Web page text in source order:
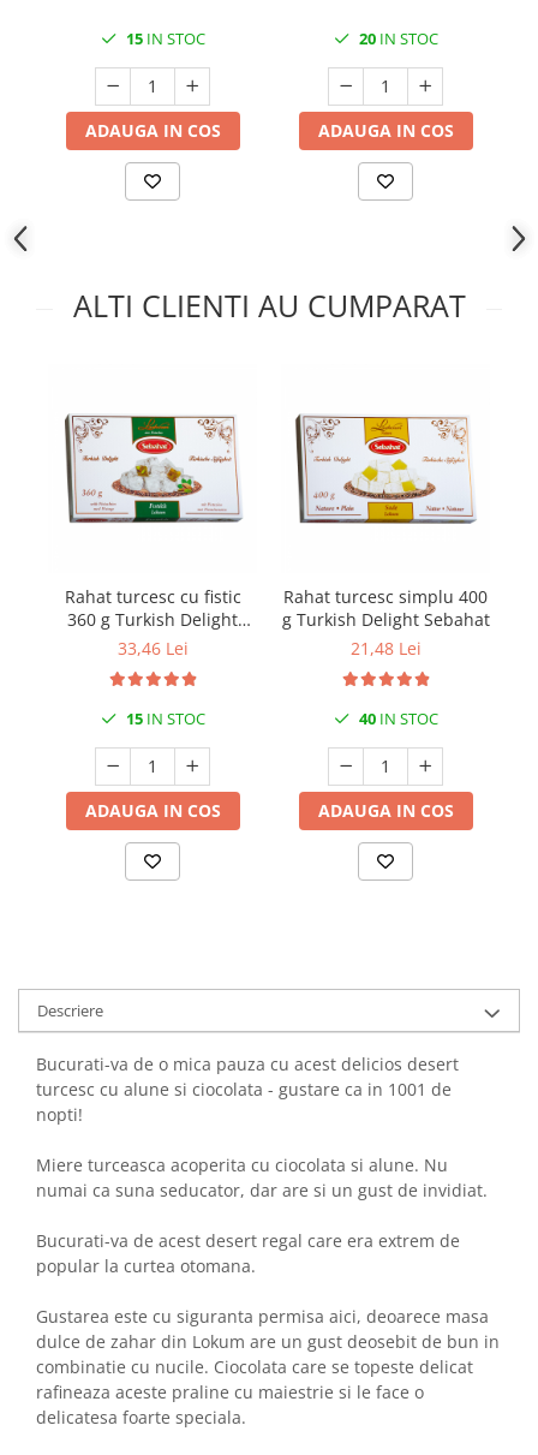
15IN STOC
ADAUGA IN COS
20IN STOC
ADAUGA IN COS
ALTI CLIENTI AU CUMPARAT
Rahat turcesc cu fistic
360 g Turkish Delight
Sebahat
33,46 Lei
15IN STOC
ADAUGA IN COS
Rahat turcesc simplu 400
g Turkish Delight Sebahat
21,48 Lei
40IN STOC
ADAUGA IN COS
Descriere
Bucurati-va de o mica pauza cu acest delicios desert
turcesc cu alune si ciocolata - gustare ca in 1001 de
nopti!
Miere turceasca acoperita cu ciocolata si alune. Nu
numai ca suna seducator, dar are si un gust de invidiat.
Bucurati-va de acest desert regal care era extrem de
popular la curtea otomana.
Gustarea este cu siguranta permisa aici, deoarece masa
dulce de zahar din Lokum are un gust deosebit de bun in
combinatie cu nucile. Ciocolata care se topeste delicat
rafineaza aceste praline cu maiestrie si le face o
delicatesa foarte speciala.